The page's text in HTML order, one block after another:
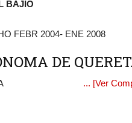
BAJIO
FEBR 2004- ENE 2008
DE
... [Ver